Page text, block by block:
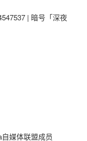
| 暗号「深夜
媒体联盟成员